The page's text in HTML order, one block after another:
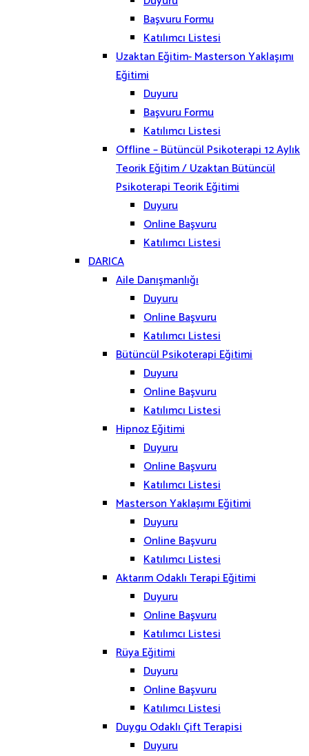
Başvuru Formu
Katılımcı Listesi
Uzaktan Eğitim- Masterson Yaklaşımı
Eğitimi
Duyuru
Başvuru Formu
Katılımcı Listesi
Offline – Bütüncül Psikoterapi 12 Aylık
Teorik Eğitim / Uzaktan Bütüncül
Psikoterapi Teorik Eğitimi
Duyuru
Online Başvuru
Katılımcı Listesi
DARICA
Aile Danışmanlığı
Duyuru
Online Başvuru
Katılımcı Listesi
Bütüncül Psikoterapi Eğitimi
Duyuru
Online Başvuru
Katılımcı Listesi
Hipnoz Eğitimi
Duyuru
Online Başvuru
Katılımcı Listesi
Masterson Yaklaşımı Eğitimi
Duyuru
Online Başvuru
Katılımcı Listesi
Aktarım Odaklı Terapi Eğitimi
Duyuru
Online Başvuru
Katılımcı Listesi
Rüya Eğitimi
Duyuru
Online Başvuru
Katılımcı Listesi
Duygu Odaklı Çift Terapisi
Duyuru